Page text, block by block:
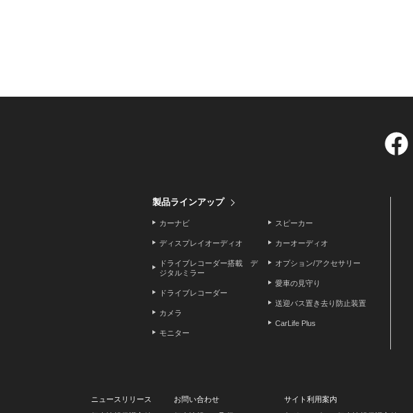
製品ラインアップ
カーナビ
ディスプレイオーディオ
ドライブレコーダー搭載 デ
ジタルミラー
ドライブレコーダー
カメラ
モニター
スピーカー
カーオーディオ
オプション/アクセサリー
愛車の見守り
送迎バス置き去り防止装置
CarLife Plus
ニュースリリース お問い合わせ
サイト利用案内